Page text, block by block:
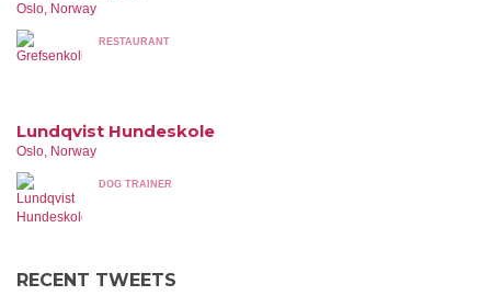
Oslo, Norway
RESTAURANT
Lundqvist Hundeskole
Oslo, Norway
DOG TRAINER
RECENT TWEETS